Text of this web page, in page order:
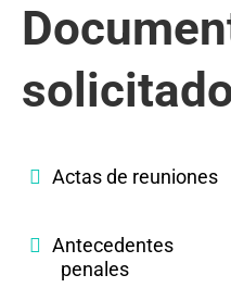
Actas de reuniones
Antecedentes
penales